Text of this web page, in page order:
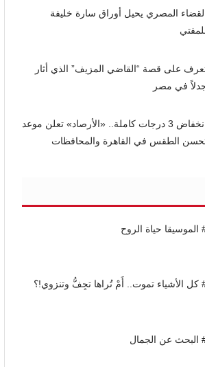
المصري يحيل أوراق سارة خليفة
على قصة “القاضي المزيف” الذي أثار
في مصر
انخفاض 3 درجات كاملة.. «الأرصاد» تعلن موعد
الطقس في القاهرة والمحافظات
الموسيقا حياة الروح
كل الأشياء تموت.. أَمْ تُراها تجِفُّ وتنزوي!؟
البحث عن الجمال